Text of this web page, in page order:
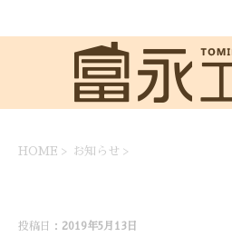
HOME > お知らせ >
投稿日： 2019年5月13日